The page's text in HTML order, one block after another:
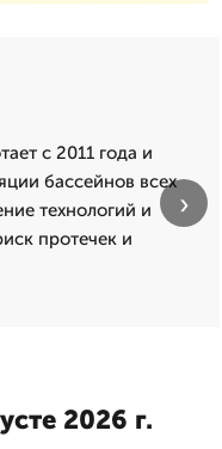
с 2011 года и
бассейнов всех
технологий и
протечек и
›
2026 г.